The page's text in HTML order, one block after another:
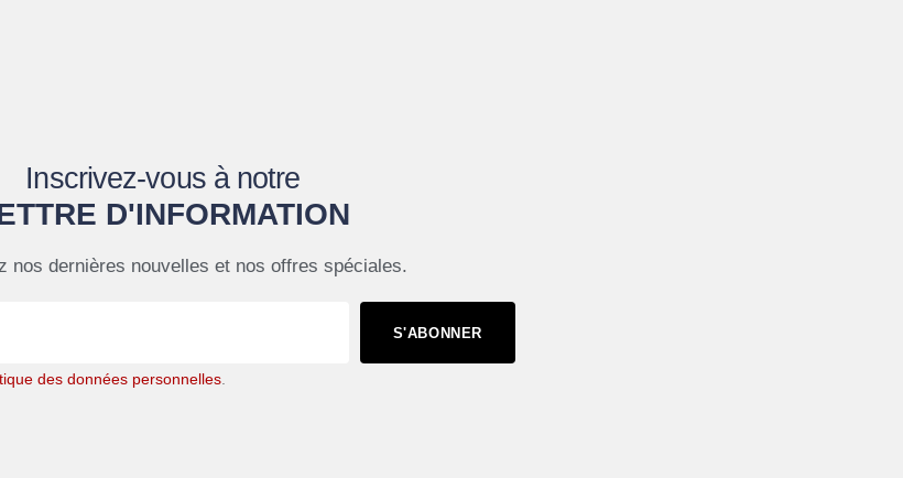
Inscrivez-vous à notre
D'INFORMATION
nos dernières nouvelles et nos offres spéciales.
S'ABONNER
des données personnelles